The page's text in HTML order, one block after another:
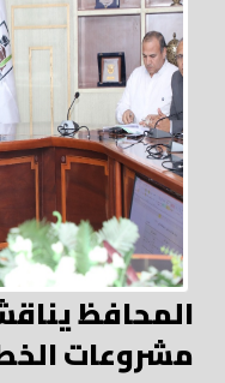
المحافظ
مشروعات